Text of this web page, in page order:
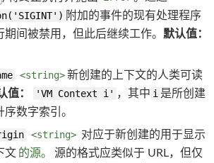
附加的事件的现有处理程序
期间被禁用，但此后继续工作。 默认值：
<string>新创建的上下文的人类可读
值： 'VM Context i' ，其中 i 是所创建
序数字索引。
<string> 对应于新创建的用于显示
文 的源。
源的格式应类似于 URL，但仅